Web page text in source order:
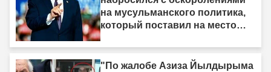
на мусульманского политика,
который поставил на место
смотрю на него, я вижу только
дерьмо»"
"По жалобе Азиза Йылдырыма